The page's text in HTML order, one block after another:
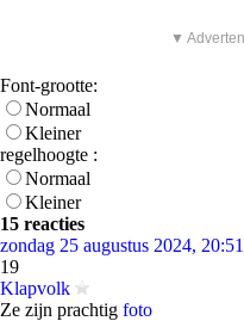
▼
Font-grootte:
Normaal
Kleiner
regelhoogte :
Normaal
Kleiner
15 reacties
zondag 25 augustus 2024,
19
Klapvolk
Ze zijn prachtig foto